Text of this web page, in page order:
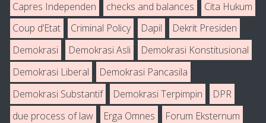
Capres Independen checks and balances
Cita Hukum
Coup d’Etat
Criminal Policy Dapil
Dekrit Presiden
Demokrasi
Demokrasi Asli
Demokrasi Konstitusional
Demokrasi Liberal
Demokrasi Pancasila
Demokrasi Substantif
Demokrasi Terpimpin
DPR
due process of law
Erga Omnes
Forum Eksternum